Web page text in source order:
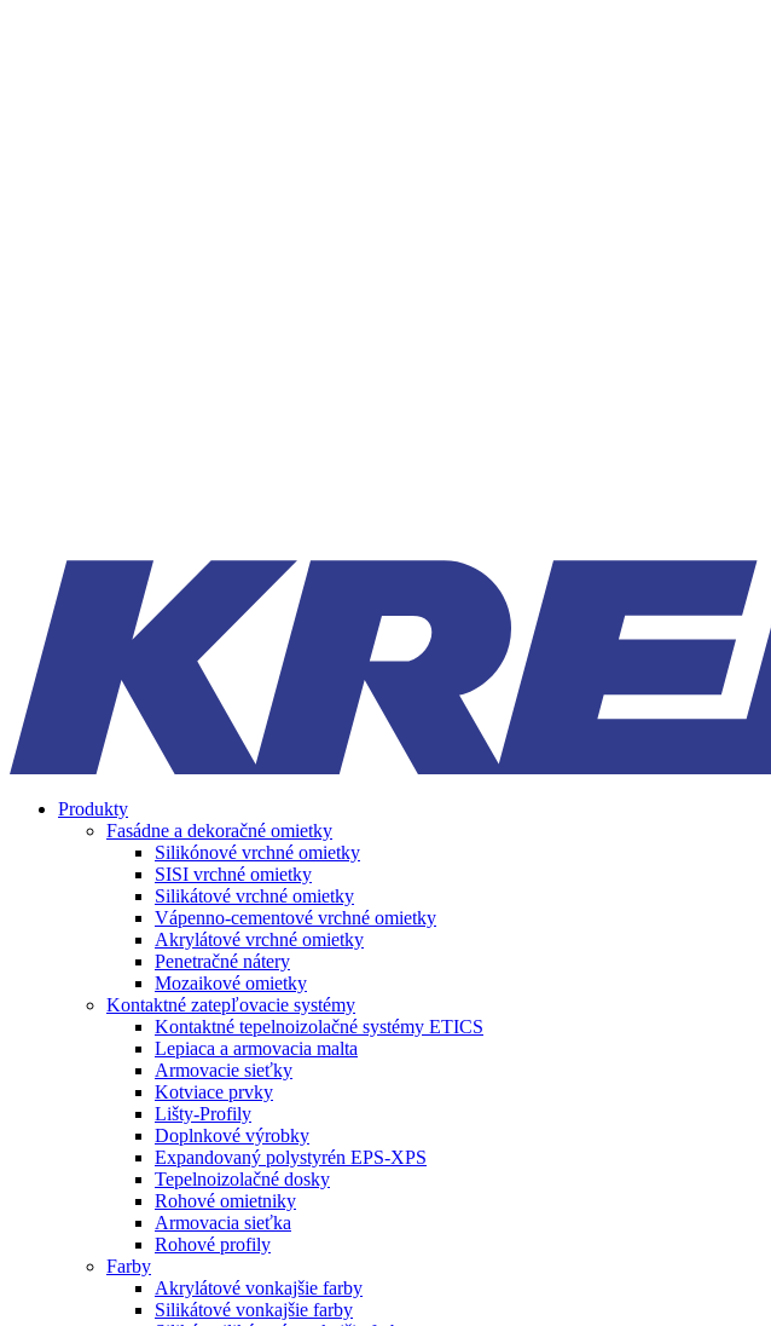
Produkty
Fasádne a dekoračné omietky
Silikónové vrchné omietky
SISI vrchné omietky
Silikátové vrchné omietky
Vápenno-cementové vrchné omietky
Akrylátové vrchné omietky
Penetračné nátery
Mozaikové omietky
Kontaktné zatepľovacie systémy
Kontaktné tepelnoizolačné systémy ETICS
Lepiaca a armovacia malta
Armovacie sieťky
Kotviace prvky
Lišty-Profily
Doplnkové výrobky
Expandovaný polystyrén EPS-XPS
Tepelnoizolačné dosky
Rohové omietniky
Armovacia sieťka
Rohové profily
Farby
Akrylátové vonkajšie farby
Silikátové vonkajšie farby